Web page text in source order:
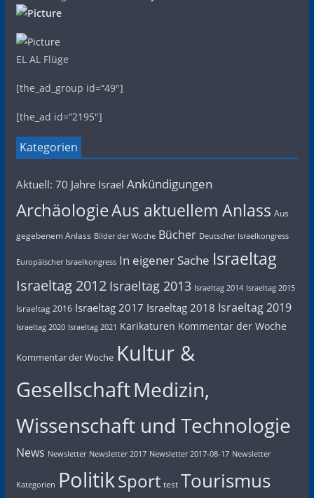
EL AL Flüge
[the_ad_group id=“49″]
[the_ad id=“2195″]
Kategorien
Aktuell: 70 Jahre Israel Ankündigungen
ArchäologieAus aktuellem Anlass Aus
gegebenem Anlass Bilder der Woche Bücher Deutscher Israelkongress
Europäischer Israelkongress In eigener Sache Israeltag
Israeltag 2012 Israeltag 2013 Israeltag 2014 Israeltag 2015
Israeltag 2016 Israeltag 2017 Israeltag 2018 Israeltag 2019
Israeltag 2020 Israeltag 2021 Karikaturen Kommentar der Woche
Kommentar der Woche Kultur &
GesellschaftMedizin,
Wissenschaft und Technologie
News Newsletter Newsletter 2017 Newsletter 2017-08-17 Newsletter
Kategorien PolitikSport test Tourismus